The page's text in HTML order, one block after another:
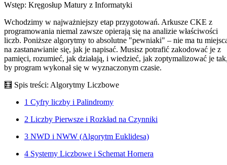
Wstęp: Kręgosłup Matury z Informatyki
Wchodzimy w najważniejszy etap przygotowań. Arkusze CKE z
programowania niemal zawsze opierają się na analizie właściwości
liczb. Poniższe algorytmy to absolutne "pewniaki" – nie ma tu
na zastanawianie się, jak je napisać. Musisz potrafić zakodować je z
pamięci, rozumieć, jak działają, i wiedzieć, jak zoptymalizować je
by program wykonał się w wyznaczonym czasie.
🧮 Spis treści: Algorytmy Liczbowe
1 Cyfry liczby i Palindromy
2 Liczby Pierwsze i Rozkład na Czynniki
3 NWD i NWW (Algorytm Euklidesa)
4 Systemy Liczbowe i Schemat Hornera